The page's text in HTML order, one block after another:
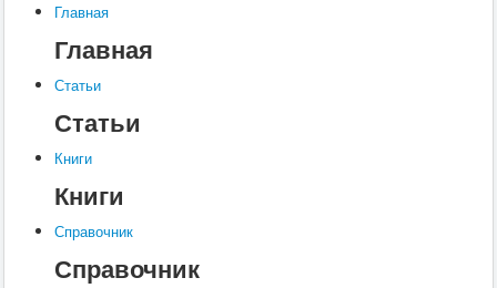
Книги
Услуги
Контакты
Шкатулки
Главная
Главная
Статьи
Статьи
Книги
Книги
Справочник
Справочник